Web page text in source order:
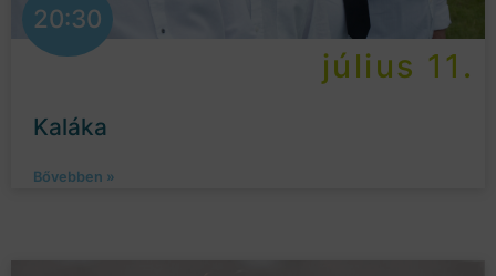
20:30
július 11.
Kaláka
Bővebben »